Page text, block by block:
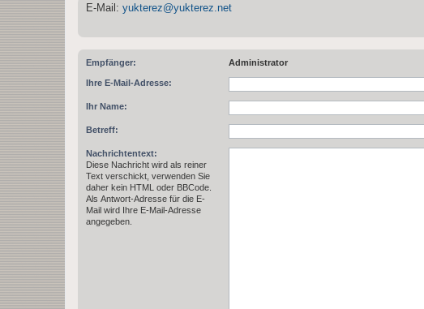
E-Mail: yukterez@yukterez.net
Empfänger: Administrator
Ihre E-Mail-Adresse:
Ihr Name:
Betreff:
Nachrichtentext:
Diese Nachricht wird als reiner
Text verschickt, verwenden Sie
daher kein HTML oder BBCode.
Als Antwort-Adresse für die E-
Mail wird Ihre E-Mail-Adresse
angegeben.